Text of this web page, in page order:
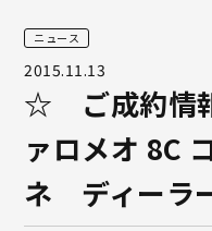
ニュース
2015.11.13
☆ ご成約情
ァロメオ 8C
ネ ディーラ